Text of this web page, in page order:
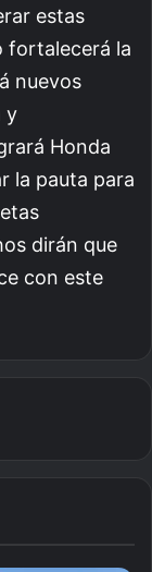
estas
fortalecerá la
nuevos
y
Honda
la pauta para
dirán que
con este